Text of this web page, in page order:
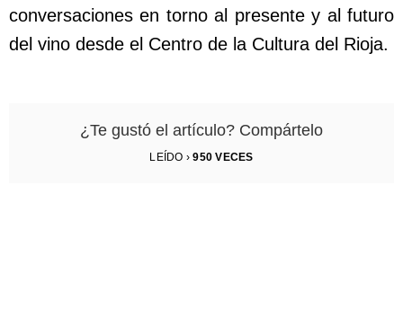
conversaciones en torno al presente y al futuro
del vino desde el Centro de la Cultura del Rioja.
¿Te gustó el artículo? Compártelo
LEÍDO ›950 VECES